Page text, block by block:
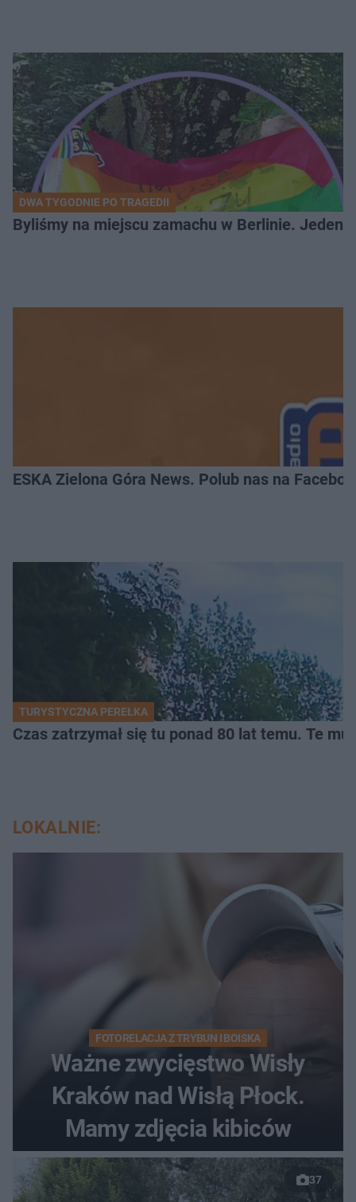
DWA TYGODNIE PO TRAGEDII
Byliśmy na miejscu zamachu w Berlinie. Jeden
ESKA Zielona Góra News. Polub nas na
TURYSTYCZNA PEREŁKA
Czas zatrzymał się tu ponad 80 lat temu. Te
LOKALNIE:
FOTORELACJA Z TRYBUN I BOISKA
Ważne zwycięstwo Wisły
Kraków nad Wisłą Płock.
Mamy zdjęcia kibiców
37